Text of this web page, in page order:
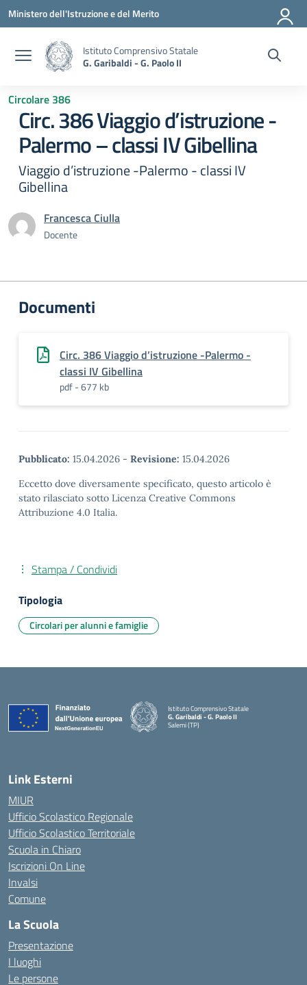
Vai ai contenuti
Vai al menu di navigazione
Vai al footer
Ministero dell'Istruzione e del Merito
Istituto Comprensivo Statale
G. Garibaldi - G. Paolo II
Circolare 386
Circ. 386 Viaggio d’istruzione -
Palermo – classi IV Gibellina
Viaggio d’istruzione -Palermo - classi IV
Gibellina
Francesca Ciulla
Docente
Documenti
Circ. 386 Viaggio d’istruzione -Palermo -
classi IV Gibellina
pdf - 677 kb
Pubblicato: 15.04.2026 - Revisione: 15.04.2026
Eccetto dove diversamente specificato, questo articolo è
stato rilasciato sotto Licenza Creative Commons
Attribuzione 4.0 Italia.
Stampa / Condividi
Tipologia
Circolari per alunni e famiglie
Istituto Comprensivo Statale
G. Garibaldi - G. Paolo II
Salemi (TP)
Link Esterni
MIUR
Ufficio Scolastico Regionale
Ufficio Scolastico Territoriale
Scuola in Chiaro
Iscrizioni On Line
Invalsi
Comune
La Scuola
Presentazione
I luoghi
Le persone